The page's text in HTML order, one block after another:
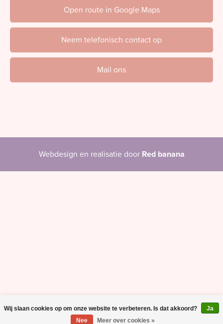
Open route in Google Maps
Neem telefonisch contact op
Mail ons
Webdesign en realisatie door Red banana
Wij slaan cookies op om onze website te verbeteren. Is dat akkoord?
Ja
Nee
Meer over cookies »